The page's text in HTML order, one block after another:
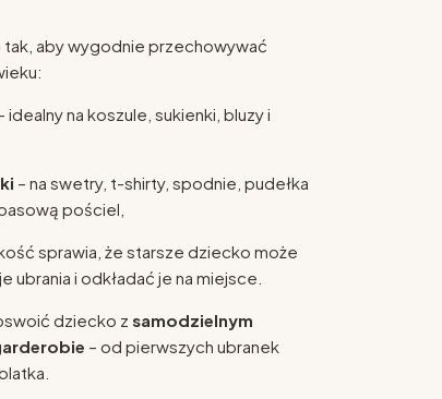
aby wygodnie przechowywać
idealny na koszule, sukienki, bluzy i
– na swetry, t-shirty, spodnie, pudełka
pościel,
sprawia, że starsze dziecko może
ubrania i odkładać je na miejsce.
dziecko z samodzielnym
– od pierwszych ubranek